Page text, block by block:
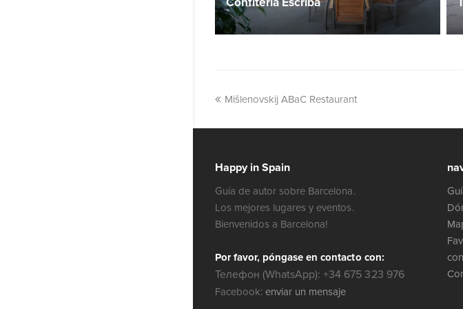
Mišlenovskij ABaC Restaurant
Happy in Spain
Guía de autor sobre Barcelona.
Los mejores lugares y eventos.
Bienvenidos a Barcelona!
Por favor, póngase en contacto con:
Телефон (WhatsApp): +34 675 323 976
Facebook:enviar un mensaje